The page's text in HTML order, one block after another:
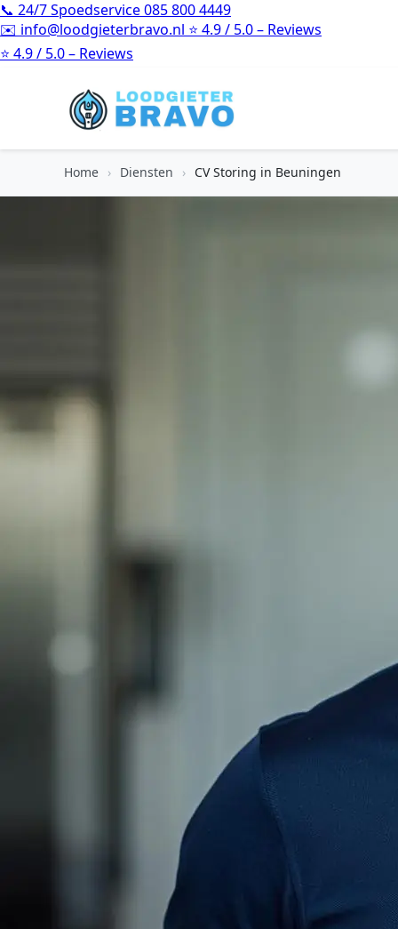
📞 24/7 Spoedservice085 800 4449
✉️ info@loodgieterbravo.nl ⭐ 4.9 / 5.0 – Reviews
⭐ 4.9 / 5.0 – Reviews
Home › Diensten › CV Storing in Beuningen